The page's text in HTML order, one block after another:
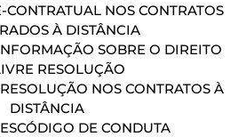
NOS CONTRATOS
À DISTÂNCIA
SOBRE O DIREITO
RESOLUÇÃO
NOS CONTRATOS À
DISTÂNCIA
CÓDIGO DE CONDUTA